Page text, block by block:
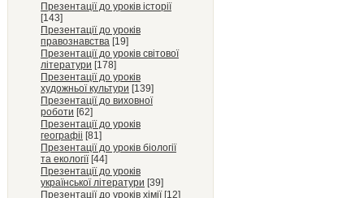
Презентації до уроків історії
[143]
Презентації до уроків
правознавства [19]
Презентації до уроків світової
літератури [178]
Презентації до уроків
художньої культури [139]
Презентації до виховної
роботи [62]
Презентації до уроків
географіі [81]
Презентації до уроків біології
та екології [44]
Презентації до уроків
української літератури [39]
Презентації до уроків хімії [12]